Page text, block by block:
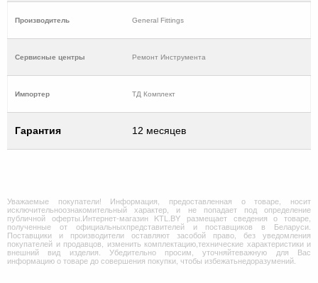
Производитель General Fittings
Cервисные центры Ремонт Инструмента
Импортер ТД Комплект
Гарантия 12 месяцев
Уважаемые покупатели! Информация, предоставленная о товаре, носит
исключительноознакомительный характер, и не попадает под определение
публичной оферты.Интернет-магазин KTL.BY размещает сведения о товаре,
полученные от официальныхпредставителей и поставщиков в Беларуси.
Поставщики и производители оставляют засобой право, без уведомления
покупателей и продавцов, изменить комплектацию,технические характеристики и
внешний вид изделия. Убедительно просим, уточняйтеважную для Вас
информацию о товаре до совершения покупки, чтобы избежатьнедоразумений.